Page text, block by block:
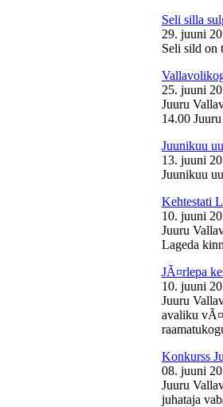
Seli silla
29. juuni
Seli sild on
25. juuni
Juuru
14.00
Juunikuu
13. juuni
Juunikuu
Kehtestati
10. juuni
Juuru
Lageda
JÃ¤rlepa
10. juuni
Juuru
avaliku
Konkurss
08. juuni
Juuru
juhataja